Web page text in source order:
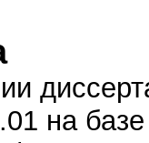
на базе